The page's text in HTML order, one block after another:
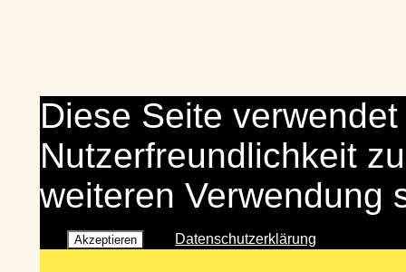
Diese Seite
Nutzerfreundlichkeit
weiteren Verwendung
Akzeptieren Datenschutzerklärung